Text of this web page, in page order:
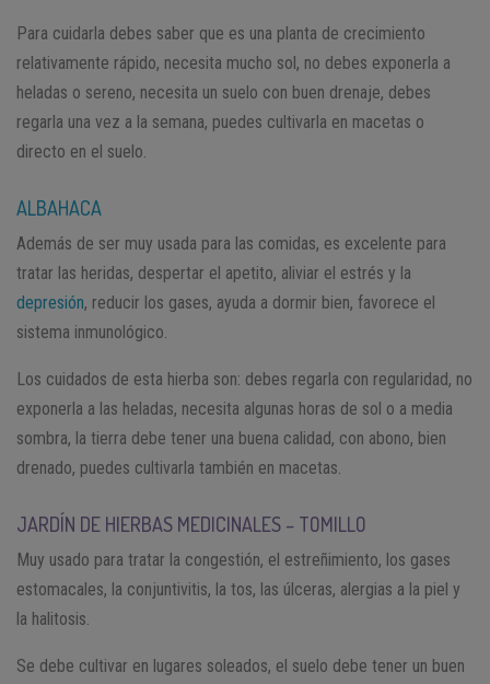
Para cuidarla debes saber que es una planta de crecimiento
relativamente rápido, necesita mucho sol, no debes exponerla a
heladas o sereno, necesita un suelo con buen drenaje, debes
regarla una vez a la semana, puedes cultivarla en macetas o
directo en el suelo.
ALBAHACA
Además de ser muy usada para las comidas, es excelente para
tratar las heridas, despertar el apetito, aliviar el estrés y la
depresión, reducir los gases, ayuda a dormir bien, favorece el
sistema inmunológico.
Los cuidados de esta hierba son: debes regarla con regularidad, no
exponerla a las heladas, necesita algunas horas de sol o a media
sombra, la tierra debe tener una buena calidad, con abono, bien
drenado, puedes cultivarla también en macetas.
JARDÍN DE HIERBAS MEDICINALES – TOMILLO
Muy usado para tratar la congestión, el estreñimiento, los gases
estomacales, la conjuntivitis, la tos, las úlceras, alergias a la piel y
la halitosis.
Se debe cultivar en lugares soleados, el suelo debe tener un buen